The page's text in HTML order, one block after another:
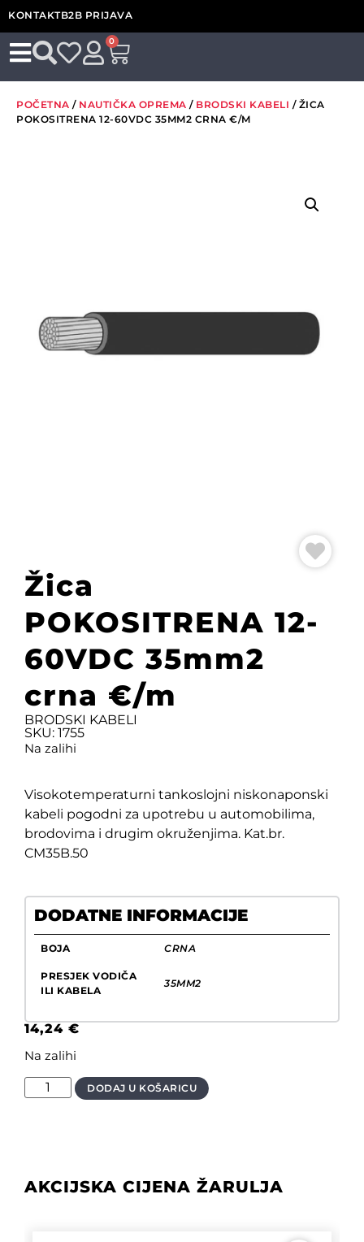
KONTAKTB2B PRIJAVA
0
POČETNA / NAUTIČKA OPREMA / BRODSKI KABELI / ŽICA
POKOSITRENA 12-60VDC 35MM2 CRNA €/M
Žica
POKOSITRENA 12-
60VDC 35mm2
crna €/m
BRODSKI KABELI
SKU: 1755
Na zalihi
Visokotemperaturni tankoslojni niskonaponski
kabeli pogodni za upotrebu u automobilima,
brodovima i drugim okruženjima. Kat.br.
CM35B.50
DODATNE INFORMACIJE
BOJA CRNA
PRESJEK VODIČA
ILI KABELA
35MM2
14,24 €
Na zalihi
DODAJ U KOŠARICU
AKCIJSKA CIJENA ŽARULJA